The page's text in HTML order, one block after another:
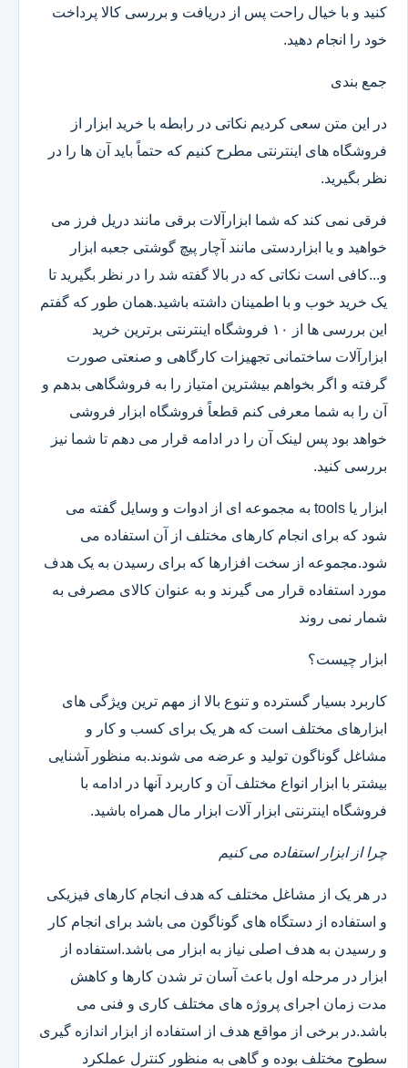
کنید و با خیال راحت پس از دریافت و بررسی کالا پرداخت
خود را انجام دهید.
جمع بندی
در این متن سعی کردیم نکاتی در رابطه با خرید ابزار از
فروشگاه های اینترنتی مطرح کنیم که حتماً باید آن ها را در
نظر بگیرید.
فرقی نمی کند که شما ابزارآلات برقی مانند دریل فرز می
خواهید و یا ابزاردستی مانند آچار پیچ گوشتی جعبه ابزار
و...کافی است نکاتی که در بالا گفته شد را در نظر بگیرید تا
یک خرید خوب و با اطمینان داشته باشید.همان طور که گفتم
این بررسی ها از ۱۰ فروشگاه اینترنتی برترین خرید
ابزارآلات ساختمانی تجهیزات کارگاهی و صنعتی صورت
گرفته و اگر بخواهم بیشترین امتیاز را به فروشگاهی بدهم و
آن را به شما معرفی کنم قطعاً فروشگاه ابزار فروشی
خواهد بود پس لینک آن را در ادامه قرار می دهم تا شما نیز
بررسی کنید.
ابزار یا tools به مجموعه ای از ادوات و وسایل گفته می
شود که برای انجام کارهای مختلف از آن استفاده می
شود.مجموعه از سخت افزارها که برای رسیدن به یک هدف
مورد استفاده قرار می گیرند و به عنوان کالای مصرفی به
شمار نمی روند
ابزار چیست؟
کاربرد بسیار گسترده و تنوع بالا از مهم ترین ویژگی های
ابزارهای مختلف است که هر یک برای کسب و کار و
مشاغل گوناگون تولید و عرضه می شوند.به منظور آشنایی
بیشتر با ابزار انواع مختلف آن و کاربرد آنها در ادامه با
فروشگاه اینترنتی ابزار آلات ابزار مال همراه باشید.
چرا از ابزار استفاده می کنیم
در هر یک از مشاغل مختلف که هدف انجام کارهای فیزیکی
و استفاده از دستگاه های گوناگون می باشد برای انجام کار
و رسیدن به هدف اصلی نیاز به ابزار می باشد.استفاده از
ابزار در مرحله اول باعث آسان تر شدن کارها و کاهش
مدت زمان اجرای پروژه های مختلف کاری و فنی می
باشد.در برخی از مواقع هدف از استفاده از ابزار اندازه گیری
سطوح مختلف بوده و گاهی به منظور کنترل عملکرد